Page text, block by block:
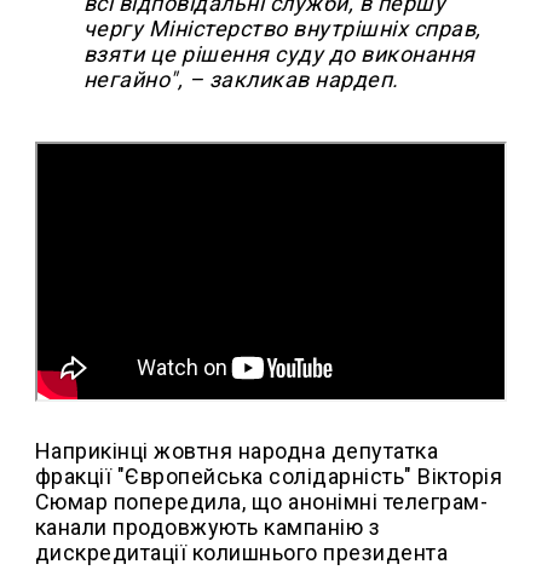
чергу Міністерство внутрішніх справ,
взяти це рішення суду до виконання
негайно", – закликав нардеп.
Наприкінці жовтня народна депутатка
фракції "Європейська солідарність" Вікторія
Сюмар попередила, що анонімні телеграм-
канали продовжують кампанію з
дискредитації колишнього президента